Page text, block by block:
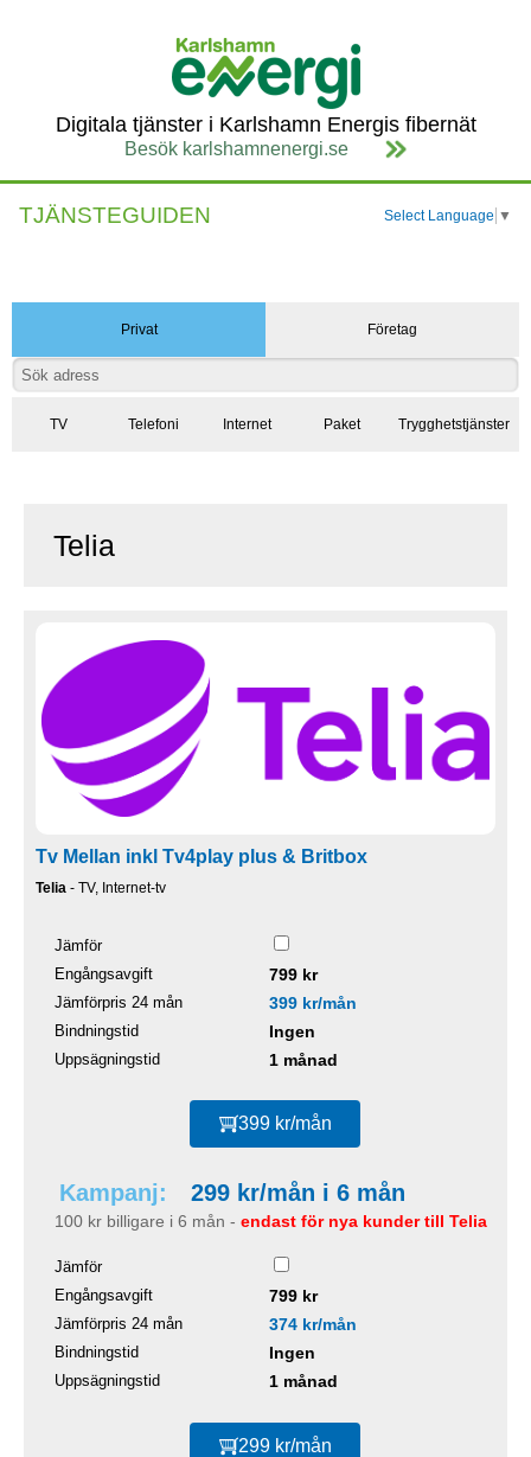
Digitala tjänster i Karlshamn Energis fibernät
Besök karlshamnenergi.se
TJÄNSTEGUIDEN Select Language ▼
Privat Företag
TV Telefoni Internet Paket Trygghetstjänster
Telia
Tv Mellan inkl Tv4play plus & Britbox
Telia - TV, Internet-tv
Jämför
Engångsavgift
799 kr
Jämförpris 24 mån 399 kr/mån
Bindningstid Ingen
Uppsägningstid 1 månad
399 kr/mån
Kampanj: 299 kr/mån i 6 mån
100 kr billigare i 6 mån - endast för nya kunder till Telia
Jämför
Engångsavgift
799 kr
Jämförpris 24 mån 374 kr/mån
Bindningstid Ingen
Uppsägningstid 1 månad
299 kr/mån